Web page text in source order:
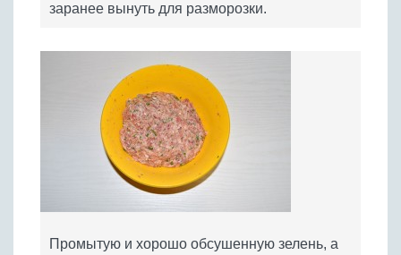
заранее вынуть для разморозки.
Промытую и хорошо обсушенную зелень, а